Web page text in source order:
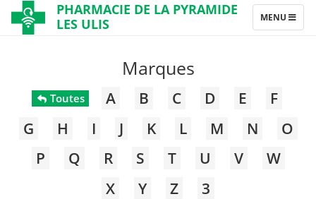
PHARMACIE DE LA PYRAMIDE
LES ULIS
TOGGLE
NAVIGATION
MENU
Marques
Toutes A B C D E
F
G
H I J K L M N
O
P
Q R S T U V
W
X
Y Z 3